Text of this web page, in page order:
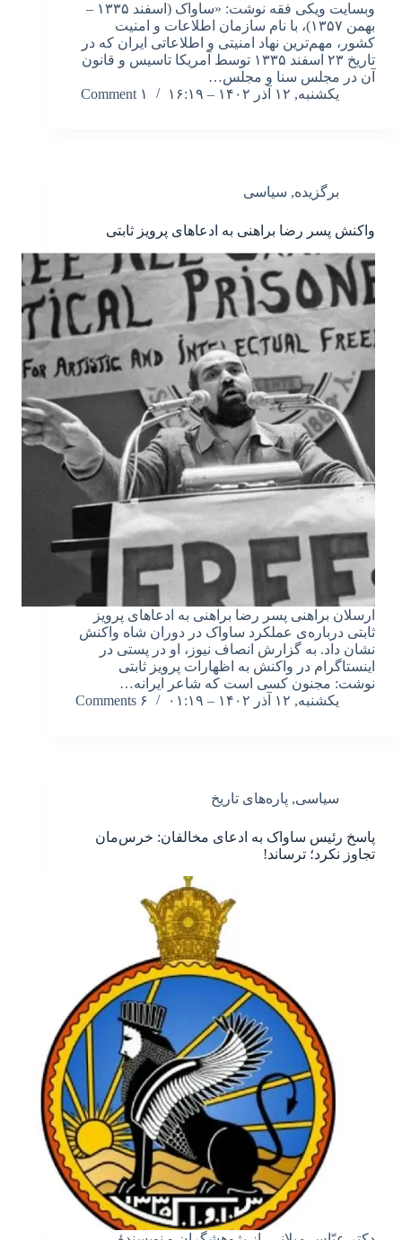
وبسایت ویکی فقه نوشت: «ساواک (اسفند ۱۳۳۵ –
بهمن ۱۳۵۷)، با نام سازمان اطلاعات و امنیت
کشور، مهم‌ترین نهاد امنیتی و اطلاعاتی ایران که در
تاریخ ۲۳ اسفند ۱۳۳۵ توسط آمریکا تاسیس و قانون
آن در مجلس سنا و مجلس…
یکشنبه, ۱۲ آذر ۱۴۰۲ – ۱۶:۱۹
۱ Comment
برگزیده, سیاسی
واکنش پسر رضا براهنی به ادعاهای پرویز ثابتی
ارسلان براهنی پسر رضا براهنی به ادعاهای پرویز
ثابتی درباره‌ی عملکرد ساواک در دوران شاه واکنش
نشان داد. به گزارش انصاف نیوز، او در پستی در
اینستاگرام در واکنش به اظهارات پرویز ثابتی
نوشت: مجنون کسی است که شاعر ایرانه…
یکشنبه, ۱۲ آذر ۱۴۰۲ – ۰۱:۱۹
۶ Comments
سیاسی, پاره‌های تاریخ
پاسخ رئیس ساواک به ادعای مخالفان: خرس‌مان
تجاوز نکرد؛ ترساند!